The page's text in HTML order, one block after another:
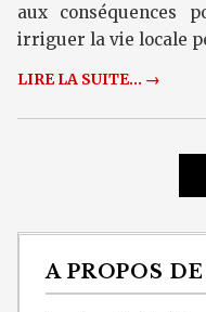
aux conséquences
irriguer la vie locale
LIRE LA SUITE... →
A PROPOS DE